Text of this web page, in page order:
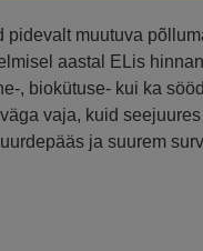
pidevalt muutuva
aastal ELis
, biokütuse- kui ka
vaja, kuid
ja suurem